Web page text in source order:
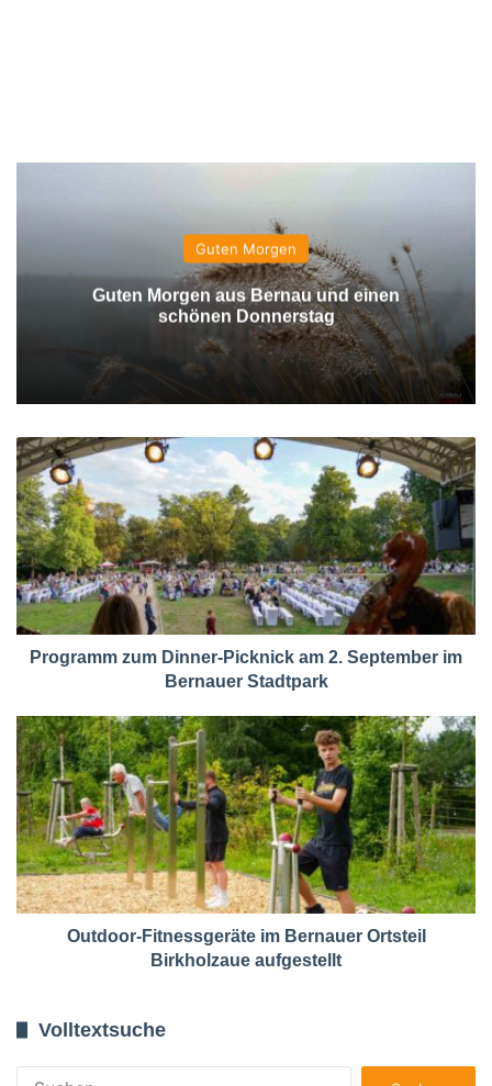
Guten Morgen
Guten Morgen aus Bernau und einen
schönen Donnerstag
Programm zum Dinner-Picknick am 2. September im
Bernauer Stadtpark
Outdoor-Fitnessgeräte im Bernauer Ortsteil
Birkholzaue aufgestellt
Volltextsuche